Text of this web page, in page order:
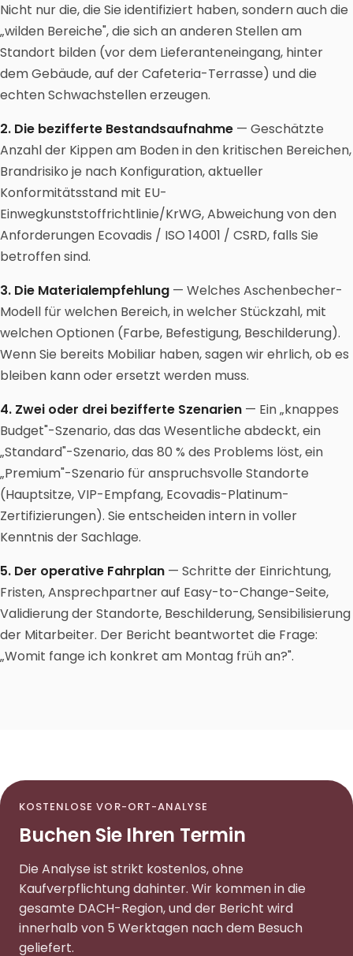
Nicht nur die, die Sie identifiziert haben, sondern auch die
„wilden Bereiche", die sich an anderen Stellen am
Standort bilden (vor dem Lieferanteneingang, hinter
dem Gebäude, auf der Cafeteria-Terrasse) und die
echten Schwachstellen erzeugen.
2. Die bezifferte Bestandsaufnahme — Geschätzte
Anzahl der Kippen am Boden in den kritischen Bereichen,
Brandrisiko je nach Konfiguration, aktueller
Konformitätsstand mit EU-
Einwegkunststoffrichtlinie/KrWG, Abweichung von den
Anforderungen Ecovadis / ISO 14001 / CSRD, falls Sie
betroffen sind.
3. Die Materialempfehlung — Welches Aschenbecher-
Modell für welchen Bereich, in welcher Stückzahl, mit
welchen Optionen (Farbe, Befestigung, Beschilderung).
Wenn Sie bereits Mobiliar haben, sagen wir ehrlich, ob es
bleiben kann oder ersetzt werden muss.
4. Zwei oder drei bezifferte Szenarien — Ein „knappes
Budget"-Szenario, das das Wesentliche abdeckt, ein
„Standard"-Szenario, das 80 % des Problems löst, ein
„Premium"-Szenario für anspruchsvolle Standorte
(Hauptsitze, VIP-Empfang, Ecovadis-Platinum-
Zertifizierungen). Sie entscheiden intern in voller
Kenntnis der Sachlage.
5. Der operative Fahrplan — Schritte der Einrichtung,
Fristen, Ansprechpartner auf Easy-to-Change-Seite,
Validierung der Standorte, Beschilderung, Sensibilisierung
der Mitarbeiter. Der Bericht beantwortet die Frage:
„Womit fange ich konkret am Montag früh an?".
KOSTENLOSE VOR-ORT-ANALYSE
Buchen Sie Ihren Termin
Die Analyse ist strikt kostenlos, ohne
Kaufverpflichtung dahinter. Wir kommen in die
gesamte DACH-Region, und der Bericht wird
innerhalb von 5 Werktagen nach dem Besuch
geliefert.